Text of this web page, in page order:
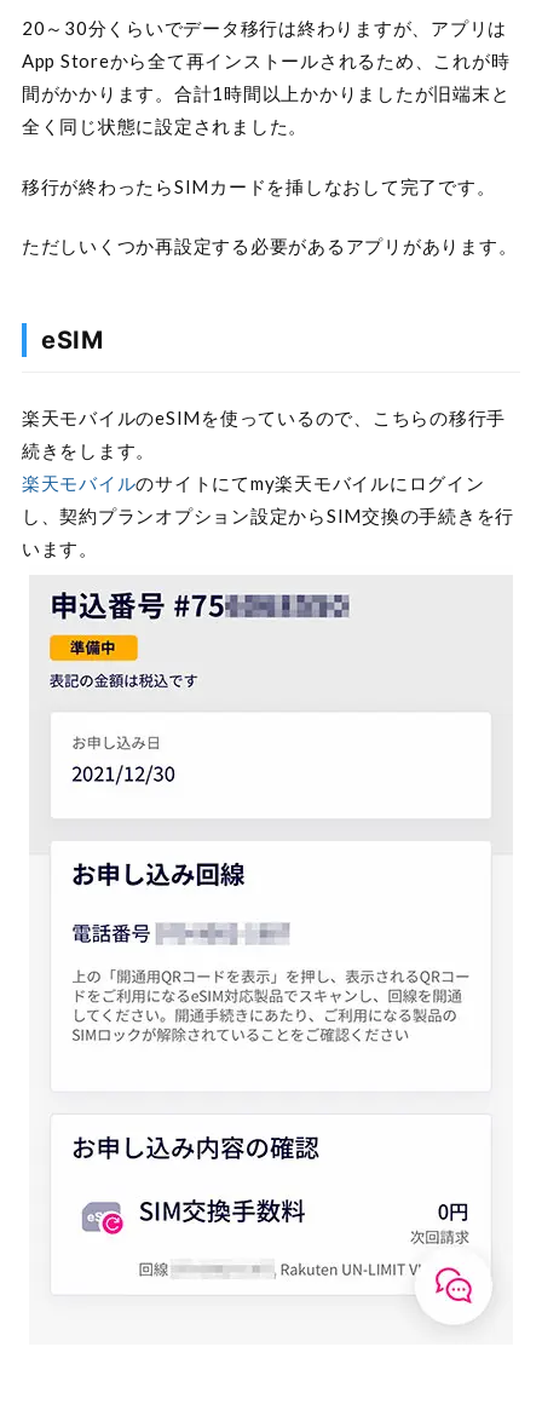
20～30分くらいでデータ移行は終わりますが、アプリは
App Storeから全て再インストールされるため、これが時
間がかかります。合計1時間以上かかりましたが旧端末と
全く同じ状態に設定されました。
移行が終わったらSIMカードを挿しなおして完了です。
ただしいくつか再設定する必要があるアプリがあります。
eSIM
楽天モバイルのeSIMを使っているので、こちらの移行手
続きをします。
楽天モバイルのサイトにてmy楽天モバイルにログイン
し、契約プランオプション設定からSIM交換の手続きを行
います。